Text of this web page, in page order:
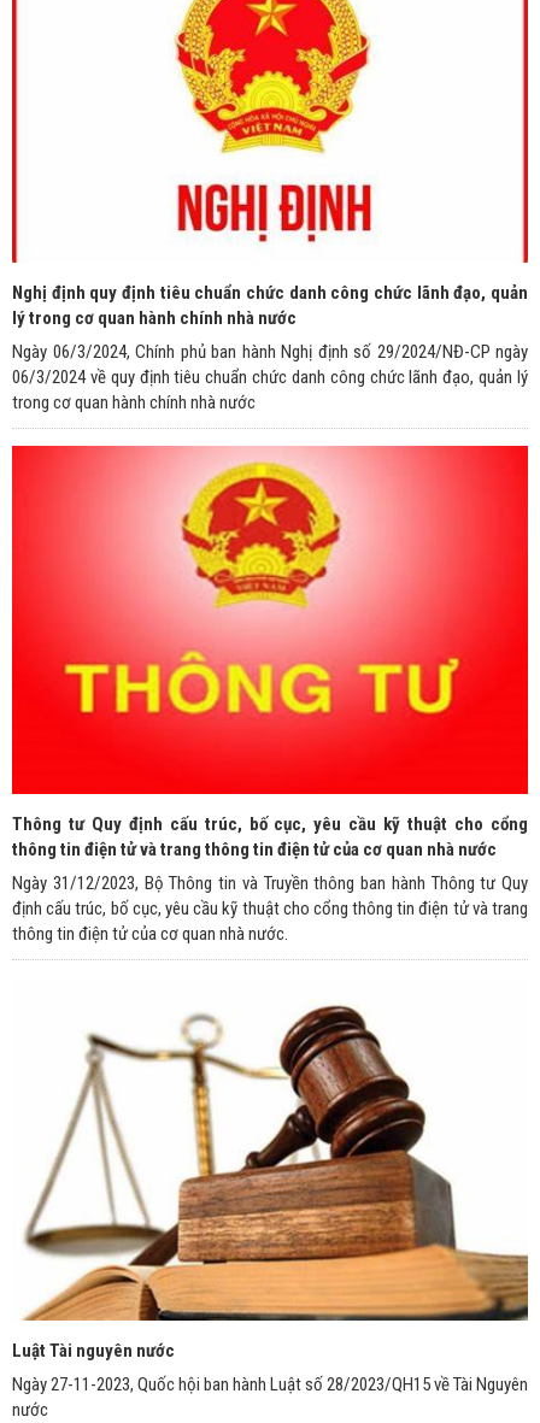
Nghị định quy định tiêu chuẩn chức danh công chức lãnh đạo, quản
lý trong cơ quan hành chính nhà nước
Ngày 06/3/2024, Chính phủ ban hành Nghị định số 29/2024/NĐ-CP ngày
06/3/2024 về quy định tiêu chuẩn chức danh công chức lãnh đạo, quản lý
trong cơ quan hành chính nhà nước
Thông tư Quy định cấu trúc, bố cục, yêu cầu kỹ thuật cho cổng
thông tin điện tử và trang thông tin điện tử của cơ quan nhà nước
Ngày 31/12/2023, Bộ Thông tin và Truyền thông ban hành Thông tư Quy
định cấu trúc, bố cục, yêu cầu kỹ thuật cho cổng thông tin điện tử và trang
thông tin điện tử của cơ quan nhà nước.
Luật Tài nguyên nước
Ngày 27-11-2023, Quốc hội ban hành Luật số 28/2023/QH15 về Tài Nguyên
nước